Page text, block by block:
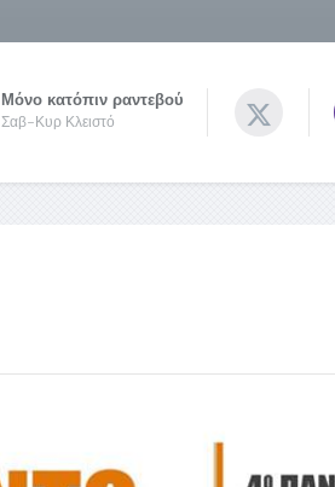
Μόνο κατόπιν ραντεβού
Σαβ-Κυρ Κλειστό